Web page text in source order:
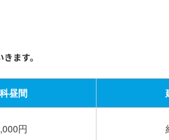
ます。
昼間
円